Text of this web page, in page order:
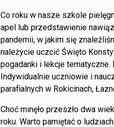
Co roku w nasze szkole
apel lub przedstawienie
pandemii, w jakim się
należycie uczcić Święto
pogadanki i lekcje
Indywidualnie uczniowie i
parafialnych w Rokicinach,
Choć minęło przeszło dwa
roku. Warto pamiętać o